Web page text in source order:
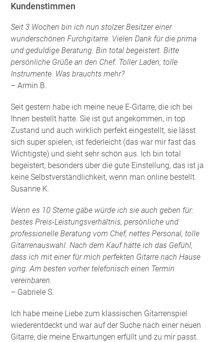
Kundenstimmen
Seit 3 Wochen bin ich nun stolzer Besitzer einer
wunderschönen Furchgitarre. Vielen Dank für die prima
und geduldige Beratung. Bin total begeistert. Bitte
persönliche Grüße an den Chef. Toller Laden, tolle
Instrumente. Was brauchts mehr?
– Armin B.
Seit gestern habe ich meine neue E-Gitarre, die ich bei
Ihnen bestellt hatte. Sie ist gut angekommen, in top
Zustand und auch wirklich perfekt eingestellt, sie lässt
sich super spielen, ist federleicht (das war mir fast das
Wichtigste) und sieht sehr schön aus. Ich bin total
begeistert, besonders über die gute Einstellung, das ist ja
keine Selbstverständlichkeit, wenn man online bestellt.
Susanne K.
Wenn es 10 Sterne gäbe würde ich sie auch geben für:
bestes Preis-Leistungsverhältnis, persönliche und
professionelle Beratung vom Chef, nettes Personal, tolle
Gitarrenauswahl. Nach dem Kauf hatte ich das Gefühl,
dass ich mit einer für mich perfekten Gitarre nach Hause
ging. Am besten vorher telefonisch einen Termin
vereinbaren.
– Gabriele S.
Ich habe meine Liebe zum klassischen Gitarrenspiel
wiederentdeckt und war auf der Suche nach einer neuen
Gitarre, die meine Erwartungen erfüllt und zu mir passt.